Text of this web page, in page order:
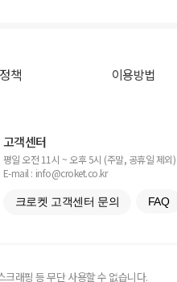
책 이용방법
고객센터
평일 오전 11시 ~ 오후 5시 (주말, 공휴일 제외)
E-mail : info@croket.co.kr
크로켓 고객센터 문의 FAQ
래핑 등 무단 사용할 수 없습니다.